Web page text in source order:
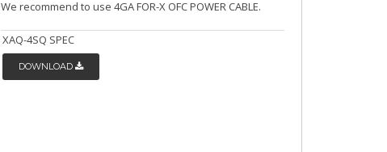
We recommend to use 4GA FOR-X OFC POWER CABLE.
XAQ-4SQ SPEC
DOWNLOAD